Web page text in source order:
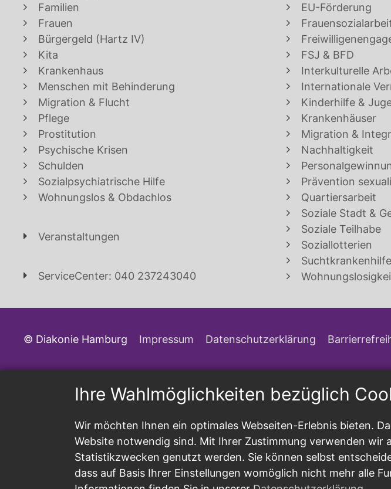
Ihre Wahlmöglichkeiten bezüglich
Wir möchten Ihnen ein optimales Webseiten-Erlebnis bieten.
Website notwendig sind. Mit Ihrer Zustimmung verwenden wir
Statistikzwecken genutzt werden. Sie können selbst
dass auf Basis Ihrer Einstellungen womöglich nicht mehr alle
Familien
Frauen
Bürgergeld (Hartz IV)
Kita
Krankenhaus
Menschen mit Behinderung
Migration & Flucht
Pflege
Prostitution
Psychische Krisen
Schulden
Sozialpsychiatrische Hilfe
Wohnungslos & Obdachlos
Veranstaltungen
ServiceCenter: 040 237243040
EU-Förderung
FSJ & BFD
Interkulturelle
Internationale
Kinderhilfe &
Krankenhäuser
Migration &
Nachhaltigkeit
Prävention
Quartiersarbeit
Soziale Stadt &
Soziale Teilhabe
Soziallotterien
Suchtkrankenhilfe
© Diakonie Hamburg Impressum Datenschutzerklärung